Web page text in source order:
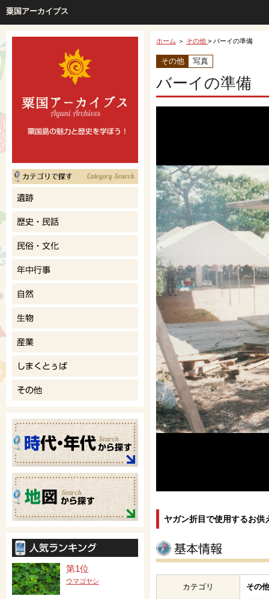
粟国アーカイブス
ホーム ＞ その他 > バーイの準備
その他 写真
バーイの準備
ヤガン折目で使用するお
カテゴリ その
第1位
ウマゴヤシ